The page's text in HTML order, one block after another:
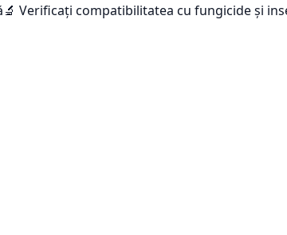
🔬 Verificați compatibilitatea cu fungicide și